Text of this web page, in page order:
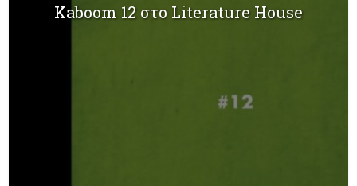
Kaboom 12 στο Literature House